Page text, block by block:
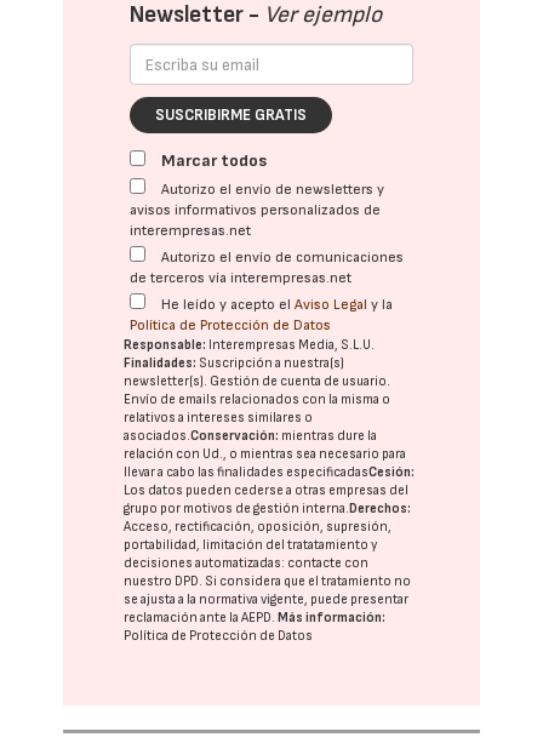
Newsletter - Ver ejemplo
SUSCRIBIRME GRATIS
Marcar todos
Autorizo el envío de newsletters y
avisos informativos personalizados de
interempresas.net
Autorizo el envío de comunicaciones
de terceros vía interempresas.net
He leído y acepto elAviso Legal y la
Política de Protección de Datos
Responsable: Interempresas Media, S.L.U.
Finalidades: Suscripción a nuestra(s)
newsletter(s). Gestión de cuenta de usuario.
Envío de emails relacionados con la misma o
relativos a intereses similares o
asociados.Conservación: mientras dure la
relación con Ud., o mientras sea necesario para
llevar a cabo las finalidades especificadasCesión:
Los datos pueden cederse a otras empresas del
grupo por motivos de gestión interna. Derechos:
Acceso, rectificación, oposición, supresión,
portabilidad, limitación del tratatamiento y
decisiones automatizadas: contacte con
nuestro DPD. Si considera que el tratamiento no
se ajusta a la normativa vigente, puede presentar
reclamación ante laAEPD. Más información:
Política de Protección de Datos